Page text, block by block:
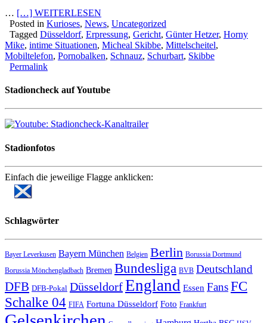
… […] WEITERLESEN
Posted in Kurioses, News, Uncategorized
Tagged Düsseldorf, Erpressung, Gericht, Günter Hetzer, Horny
Mike, intime Situationen, Micheal Skibbe, Mittelscheitel,
Mobiltelefon, Pornobalken, Schnauz, Schurbart, Skibbe
Permalink
Stadioncheck auf Youtube
Stadionfotos
Einfach die jeweilige Flagge anklicken:
Schlagwörter
Bayer Leverkusen Bayern München Belgien Berlin Borussia Dortmund
Borussia Mönchengladbach Bremen Bundesliga BVB Deutschland
DFB DFB-Pokal DüsseldorfEngland Essen FansFC
Schalke 04 FIFA Fortuna Düsseldorf Foto Frankfurt